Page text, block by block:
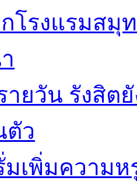
กโรงแรมสมุ
ายวัน รังสิต
ตัว
มเพิ่มความ